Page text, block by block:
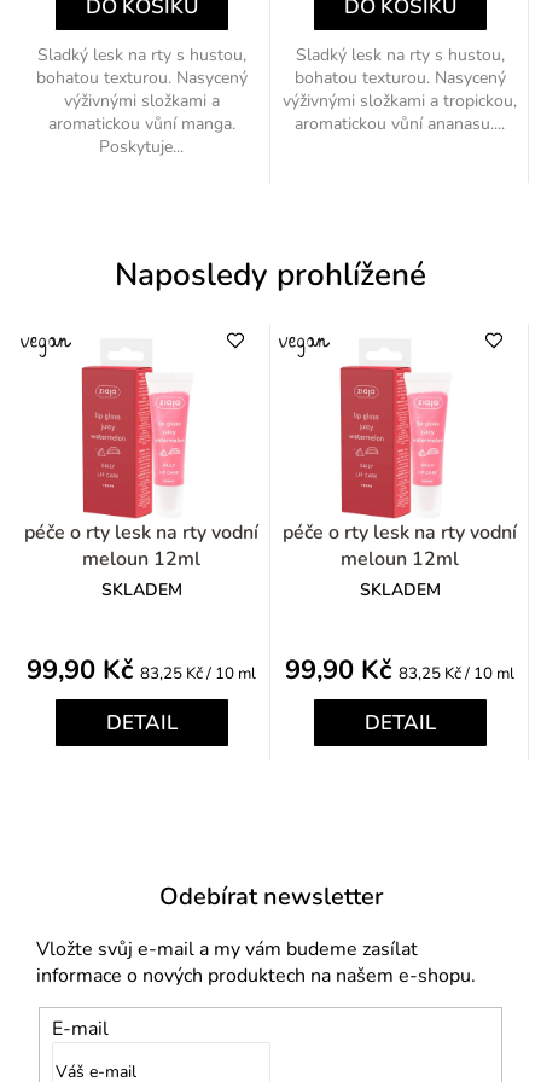
DO KOŠÍKU
Sladký lesk na rty s hustou,
bohatou texturou. Nasycený
výživnými složkami a
aromatickou vůní manga.
Poskytuje...
DO KOŠÍKU
Sladký lesk na rty s hustou,
bohatou texturou. Nasycený
výživnými složkami a tropickou,
aromatickou vůní ananasu....
Naposledy prohlížené
péče o rty lesk na rty vodní
meloun 12ml
SKLADEM
99,90 Kč Měrná
cena:
83,25 Kč / 10 ml
DETAIL
péče o rty lesk na rty vodní
meloun 12ml
SKLADEM
99,90 Kč Měrná
cena:
83,25 Kč / 10 ml
DETAIL
Odebírat newsletter
Vložte svůj e-mail a my vám budeme zasílat
informace o nových produktech na našem e-shopu.
E-mail